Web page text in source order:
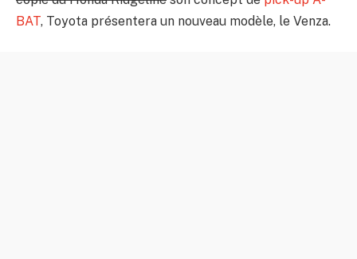
BAT, Toyota présentera un nouveau modèle, le Venza.